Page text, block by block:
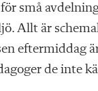
små
Allt är
eftermiddag
de inte